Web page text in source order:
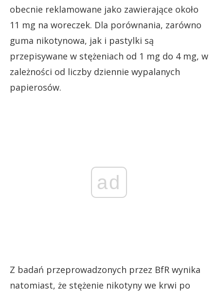
obecnie reklamowane jako zawierające około
11 mg na woreczek. Dla porównania, zarówno
guma nikotynowa, jak i pastylki są
przepisywane w stężeniach od 1 mg do 4 mg, w
zależności od liczby dziennie wypalanych
papierosów.
ad
Z badań przeprowadzonych przez BfR wynika
natomiast, że stężenie nikotyny we krwi po